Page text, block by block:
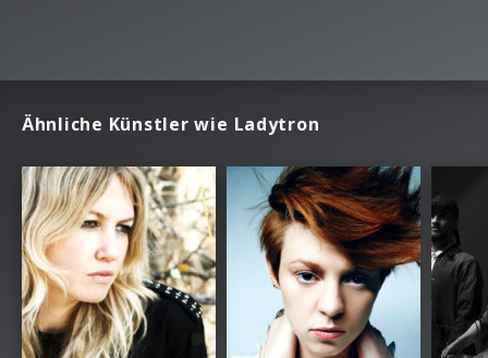
Ähnliche Künstler wie Ladytron